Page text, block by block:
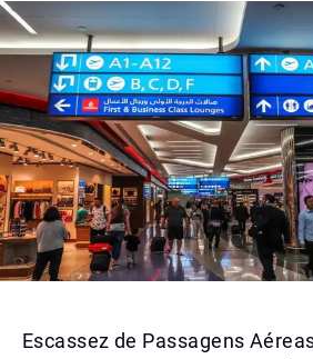
Escassez de Passagens